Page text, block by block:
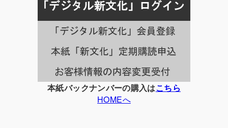
事
一
覧
本紙バックナンバーの購入はこちら
HOMEへ